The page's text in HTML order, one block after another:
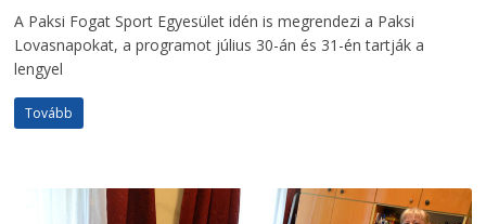
A Paksi Fogat Sport Egyesület idén is megrendezi a Paksi
Lovasnapokat, a programot július 30-án és 31-én tartják a
lengyel
Tovább